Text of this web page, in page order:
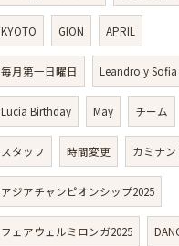
KYOTO GION APRIL
毎月第一日曜日 Leandro y Sofia
Lucia Birthday May チーム
スタッフ 時間変更 カミナン
アジアチャンピオンシップ2025
フェアウェルミロンガ2025